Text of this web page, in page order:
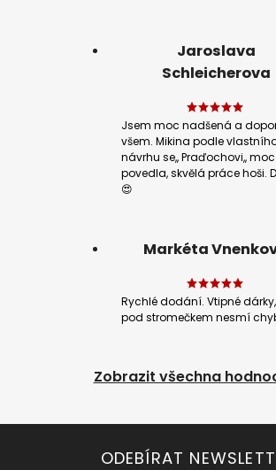
Jaroslava
Schleicherova
Jsem moc nadšená a
všem. Mikina podle
návrhu se,, Praďochovi,, moc
povedla, skvělá práce hoši.
😍
Markéta
Rychlé dodání. Vtipné
pod stromečkem nesmí
Zobrazit všechna
ODEBÍRAT